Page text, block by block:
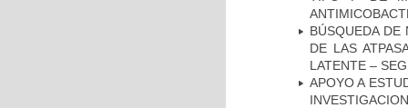
BÚSQUEDA DE
DE LAS
LATENTE –
APOYO A